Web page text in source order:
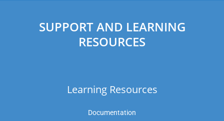
SUPPORT AND LEARNING
RESOURCES
Learning Resources
Documentation